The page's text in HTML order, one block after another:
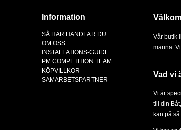
Information
SÅ HÄR HANDLAR DU
OM OSS
INSTALLATIONS-GUIDE
PM COMPETITION TEAM
KÖPVILLKOR
SAMARBETSPARTNER
Vår butik
marina.
Vad vi
Vi är
till din Båt,
kan på